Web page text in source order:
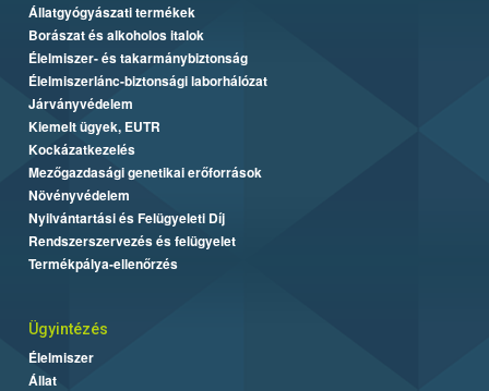
Állatgyógyászati termékek
Borászat és alkoholos italok
Élelmiszer- és takarmánybiztonság
Élelmiszerlánc-biztonsági laborhálózat
Járványvédelem
Kiemelt ügyek, EUTR
Kockázatkezelés
Mezőgazdasági genetikai erőforrások
Növényvédelem
Nyilvántartási és Felügyeleti Díj
Rendszerszervezés és felügyelet
Termékpálya-ellenőrzés
Ügyintézés
Élelmiszer
Állat